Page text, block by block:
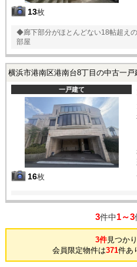
13枚
◆廊下部分がほとんどない18帖超え
部屋
横浜市港南区港南台8丁目の中古一戸
一戸建て
16枚
3件中1～3
3件見つか
会員限定物件は371件あ